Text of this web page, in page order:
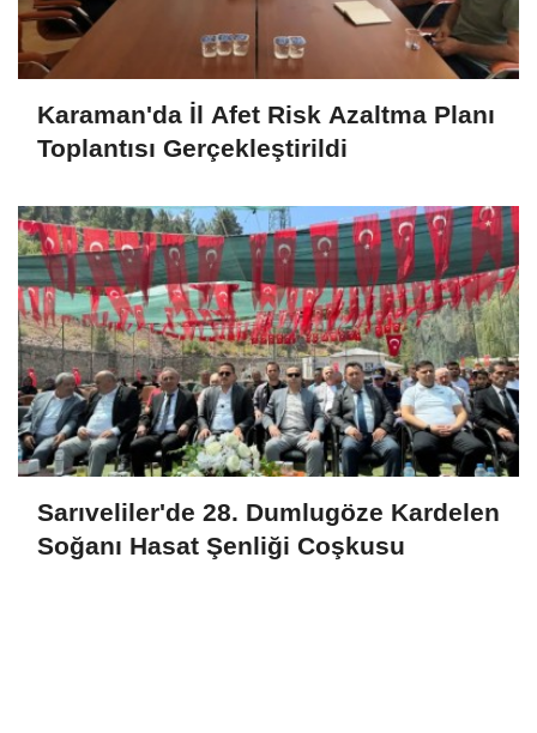
Karaman'da İl Afet Risk Azaltma Planı
Toplantısı Gerçekleştirildi
Sarıveliler'de 28. Dumlugöze Kardelen
Soğanı Hasat Şenliği Coşkusu